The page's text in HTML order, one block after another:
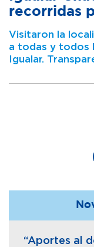
recorridas
Visitaron la
a todas y todos
Igualar.
“Aportes al